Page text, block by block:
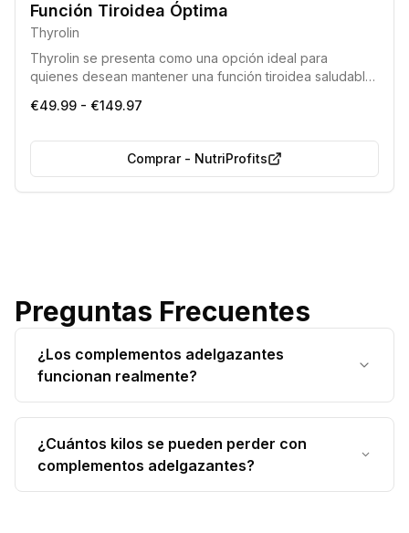
Función Tiroidea Óptima
Thyrolin
Thyrolin se presenta como una opción ideal para
quienes desean mantener una función tiroidea saludable.
eficacia y seguridad, que contribuyen a mejorar el
€49.99 - €149.97
Comprar- NutriProfits
Preguntas Frecuentes
¿Los complementos adelgazantes
funcionan realmente?
Los complementos adelgazantes de calidad
pueden efectivamente ayudarte a perder peso
estimulando el metabolismo, reduciendo el
¿Cuántos kilos se pueden perder con
complementos adelgazantes?